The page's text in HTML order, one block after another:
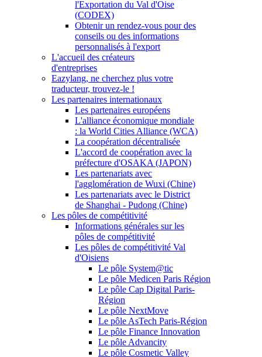
l'Exportation du Val d'Oise
(CODEX)
Obtenir un rendez-vous pour des
conseils ou des informations
personnalisés à l'export
L'accueil des créateurs
d'entreprises
Eazylang, ne cherchez plus votre
traducteur, trouvez-le !
Les partenaires internationaux
Les partenaires européens
L'alliance économique mondiale
: la World Cities Alliance (WCA)
La coopération décentralisée
L'accord de coopération avec la
préfecture d'OSAKA (JAPON)
Les partenariats avec
l'agglomération de Wuxi (Chine)
Les partenariats avec le District
de Shanghai - Pudong (Chine)
Les pôles de compétitivité
Informations générales sur les
pôles de compétitivité
Les pôles de compétitivité Val
d'Oisiens
Le pôle System@tic
Le pôle Medicen Paris Région
Le pôle Cap Digital Paris-
Région
Le pôle NextMove
Le pôle AsTech Paris-Région
Le pôle Finance Innovation
Le pôle Advancity
Le pôle Cosmetic Valley